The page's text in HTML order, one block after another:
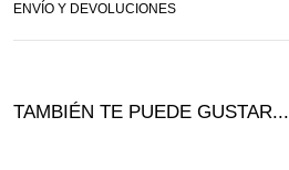
ENVÍO Y DEVOLUCIONES
TAMBIÉN TE PUEDE GUSTAR...